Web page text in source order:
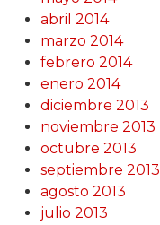
abril 2014
marzo 2014
febrero 2014
enero 2014
diciembre 2013
noviembre 2013
octubre 2013
septiembre 2013
agosto 2013
julio 2013